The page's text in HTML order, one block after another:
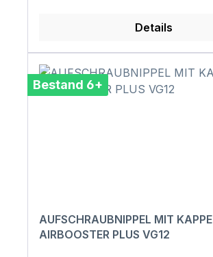
Details
Bestand 6+
AUFSCHRAUBNIPPEL MIT KAPPE
AIRBOOSTER PLUS VG12